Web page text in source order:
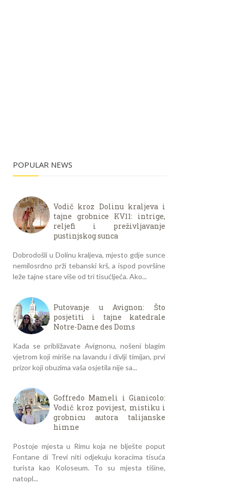
POPULAR NEWS
Vodič kroz Dolinu kraljeva i
tajne grobnice KV11: intrige,
reljefi i preživljavanje
pustinjskog sunca
Dobrodošli u Dolinu kraljeva, mjesto gdje sunce
nemilosrdno prži tebanski krš, a ispod površine
leže tajne stare više od tri tisućljeća. Ako...
Putovanje u Avignon: Što
posjetiti i tajne katedrale
Notre-Dame des Doms
Kada se približavate Avignonu, nošeni blagim
vjetrom koji miriše na lavandu i divlji timijan, prvi
prizor koji obuzima vaša osjetila nije sa...
Goffredo Mameli i Gianicolo:
Vodič kroz povijest, mistiku i
grobnicu autora talijanske
himne
Postoje mjesta u Rimu koja ne blješte poput
Fontane di Trevi niti odjekuju koracima tisuća
turista kao Koloseum. To su mjesta tišine,
natopl...